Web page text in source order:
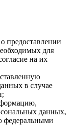
предоставлении
для
на их
в случае
данных,
федеральными